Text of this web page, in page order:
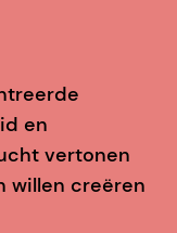
en
vertonen
willen creëren